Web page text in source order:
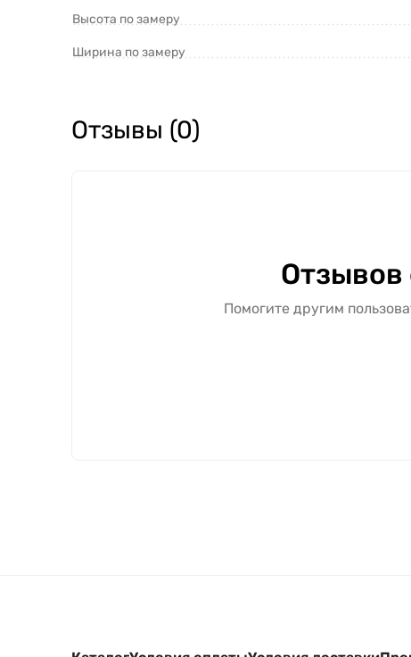
Высота по замеру
Ширина по замеру
Отзывы (0)
Отзывов
Помогите другим